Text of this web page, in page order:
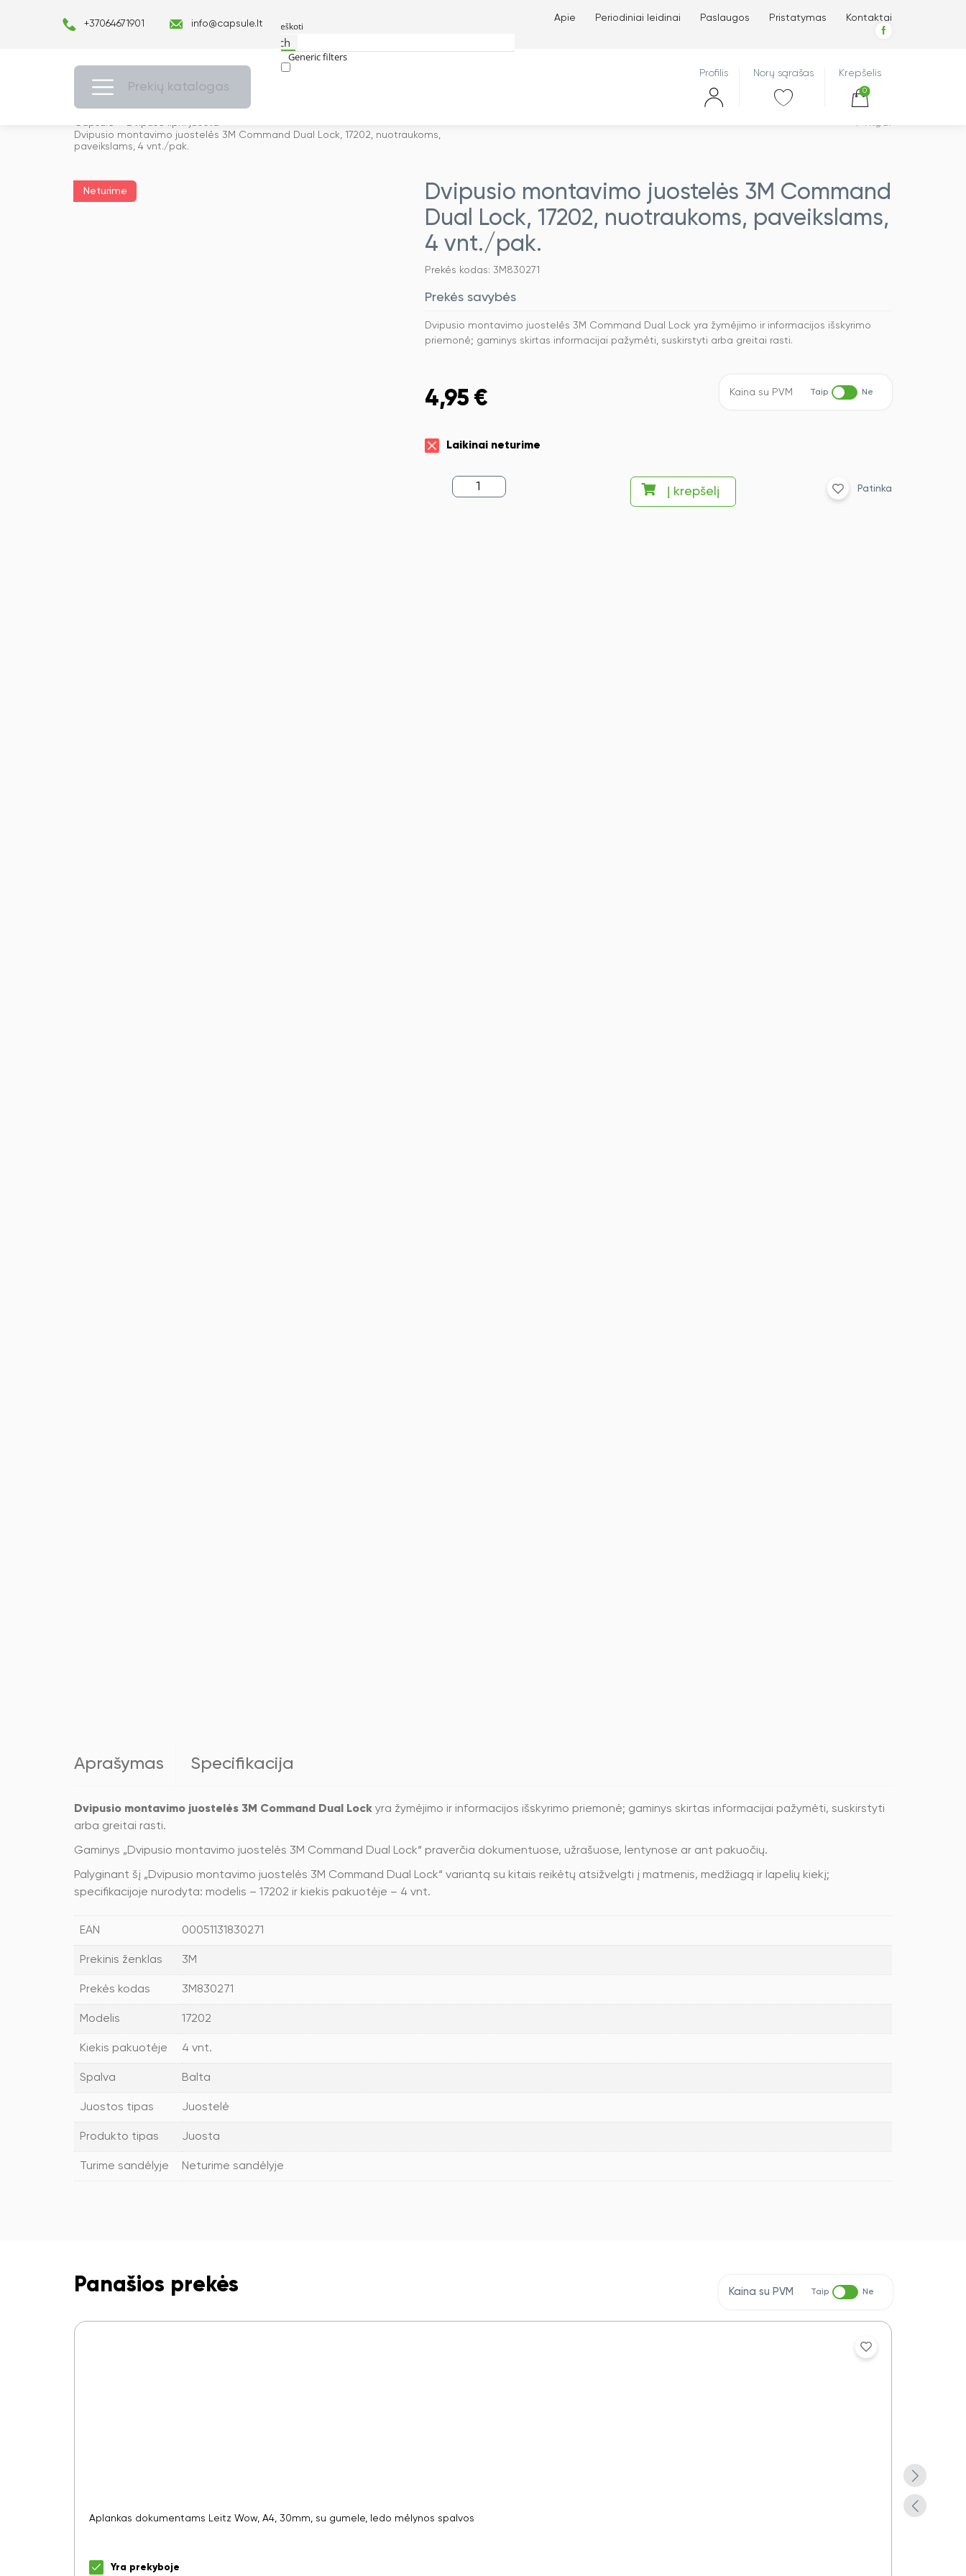
+37064671901 info@capsule.lt
Search
Generic filters
Apie Periodiniai leidinai Paslaugos Pristatymas Kontaktai
Prekių katalogas
Profilis Norų sąrašas Krepšelis
0
Capsulė Dvipusė lipni juosta
Dvipusio montavimo juostelės 3M Command Dual Lock, 17202, nuotraukoms,
paveikslams, 4 vnt./pak.
Atgal
Neturime
Dvipusio montavimo juostelės 3M Command
Dual Lock, 17202, nuotraukoms, paveikslams,
4 vnt./pak.
Prekės kodas: 3M830271
Prekės savybės
Dvipusio montavimo juostelės 3M Command Dual Lock yra žymėjimo ir informacijos išskyrimo
priemonė; gaminys skirtas informacijai pažymėti, suskirstyti arba greitai rasti.
4,95 € Kaina su PVM Taip Ne
Laikinai neturime
produkto
kiekis:
Į krepšelį Patinka
Aprašymas Specifikacija
Dvipusio montavimo juostelės 3M Command Dual Lock yra žymėjimo ir informacijos išskyrimo priemonė; gaminys skirtas informacijai pažymėti, suskirstyti
arba greitai rasti.
Gaminys „Dvipusio montavimo juostelės 3M Command Dual Lock“ praverčia dokumentuose, užrašuose, lentynose ar ant pakuočių.
Palyginant šį „Dvipusio montavimo juostelės 3M Command Dual Lock“ variantą su kitais reikėtų atsižvelgti į matmenis, medžiagą ir lapelių kiekį;
specifikacijoje nurodyta: modelis – 17202 ir kiekis pakuotėje – 4 vnt.
EAN 00051131830271
Prekinis ženklas 3M
Prekės kodas 3M830271
Modelis 17202
Kiekis pakuotėje 4 vnt.
Spalva Balta
Juostos tipas Juostelė
Produkto tipas Juosta
Turime sandėlyje Neturime sandėlyje
Panašios prekės Kaina su PVM Taip Ne
Aplankas dokumentams Leitz Wow, A4, 30mm, su gumele, ledo mėlynos spalvos
Yra prekyboje
Aplankas